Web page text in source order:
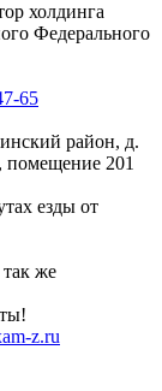
холдинга
Федерального
65
район, д.
201
езды от
же
z.ru